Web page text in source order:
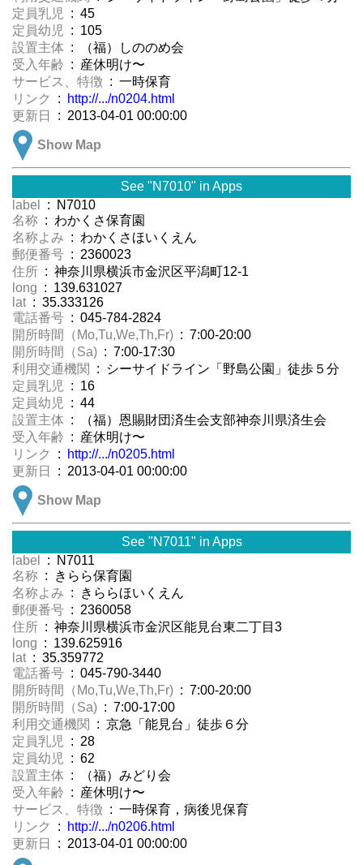
定員乳児
: 45
定員幼児
: 105
設置主体 : （福）しののめ会
受入年齢 : 産休明け〜
サービス、特徴 : 一時保育
リンク
:
http://.../n0204.html
更新日
: 2013-04-01 00:00:00
Show Map
See "N7010" in Apps
label
: N7010
名称 : わかくさ保育園
名称よみ : わかくさほいくえん
郵便番号 : 2360023
住所 : 神奈川県横浜市金沢区平潟町12-1
long : 139.631027
lat : 35.333126
電話番号 : 045-784-2824
開所時間（Mo,Tu,We,Th,Fr) : 7:00-20:00
開所時間（Sa) : 7:00-17:30
利用交通機関
: シーサイドライン「野島公園」徒歩５分
定員乳児
: 16
定員幼児
: 44
設置主体 : （福）恩賜財団済生会支部神奈川県済生会
受入年齢 : 産休明け〜
リンク
:
http://.../n0205.html
更新日
: 2013-04-01 00:00:00
Show Map
See "N7011" in Apps
label
: N7011
名称 : きらら保育園
名称よみ : きららほいくえん
郵便番号 : 2360058
住所 : 神奈川県横浜市金沢区能見台東二丁目3
long : 139.625916
lat : 35.359772
電話番号 : 045-790-3440
開所時間（Mo,Tu,We,Th,Fr) : 7:00-20:00
開所時間（Sa) : 7:00-17:00
利用交通機関
: 京急「能見台」徒歩６分
定員乳児
: 28
定員幼児
: 62
設置主体 : （福）みどり会
受入年齢 : 産休明け〜
サービス、特徴 : 一時保育，病後児保育
リンク
:
http://.../n0206.html
更新日
: 2013-04-01 00:00:00